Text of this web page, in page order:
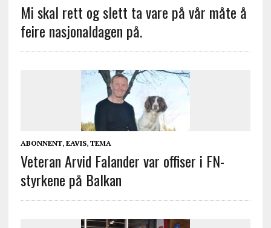
Mi skal rett og slett ta vare på vår måte å
feire nasjonaldagen på.
ABONNENT, EAVIS, TEMA
Veteran Arvid Falander var offiser i FN-
styrkene på Balkan